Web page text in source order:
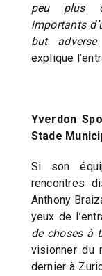
peu plus
importants
but
explique
Yverdon
Stade
Si son
rencontres
Anthony
yeux de
de choses à
visionner du
dernier à